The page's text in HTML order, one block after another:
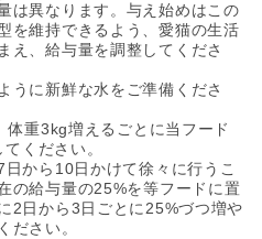
は異なります。与え始めはこの
を維持できるよう、愛猫の生活
え、給与量を調整してくださ
うに新鮮な水をご準備くださ
体重3kg増えるごとに当フード
ください。
日から10日かけて徐々に行うこ
の給与量の25%を等フードに置
2日から3日ごとに25%づつ増や
ださい。